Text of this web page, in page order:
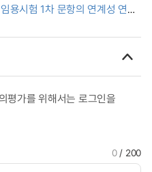
용시험 1차 문항의 연계성 연구
평가를 위해서는 로그인을
0/ 200